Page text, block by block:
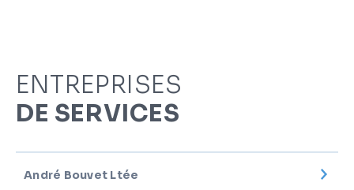
ENTREPRISES
DE SERVICES
André Bouvet Ltée